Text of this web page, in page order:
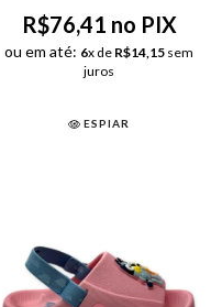
R$76,41 no PIX
ou em até: 6x de R$14,15 sem
juros
ESPIAR